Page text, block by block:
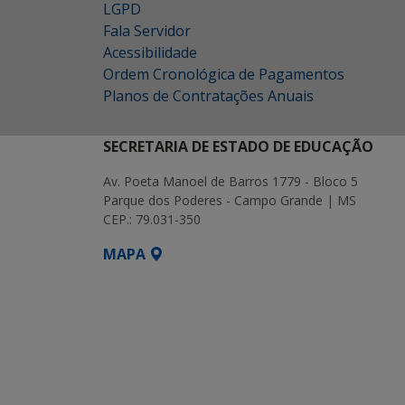
LGPD
Fala Servidor
Acessibilidade
Ordem Cronológica de Pagamentos
Planos de Contratações Anuais
SECRETARIA DE ESTADO DE EDUCAÇÃO
Av. Poeta Manoel de Barros 1779 - Bloco 5
Parque dos Poderes - Campo Grande | MS
CEP.: 79.031-350
MAPA